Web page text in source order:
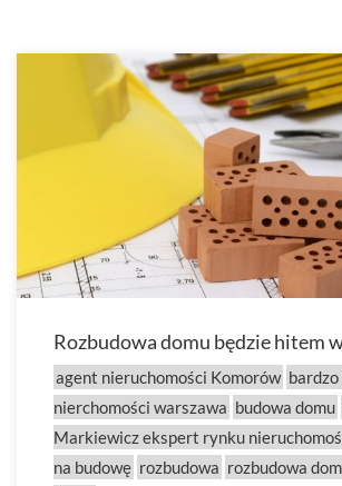
Rozbudowa domu będzie hitem
agent nieruchomości Komorów
nierchomości warszawa budowa domu
Markiewicz ekspert rynku
na budowę rozbudowa rozbudowa